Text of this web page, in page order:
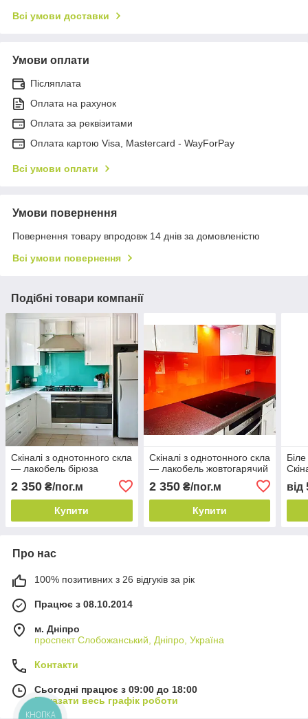
Всі умови доставки
Умови оплати
Післяплата
Оплата на рахунок
Оплата за реквізитами
Оплата картою Visa, Mastercard - WayForPay
Всі умови оплати
Умови повернення
Повернення товару впродовж 14 днів за домовленістю
Всі умови повернення
Подібні товари компанії
Скіналі з однотонного скла
— лакобель бірюза
2 350 ₴/пог.м
Купити
Скіналі з однотонного скла
— лакобель жовтогарячий
2 350₴/пог.м
Купити
від
Про нас
100% позитивних з 26 відгуків за рік
Працює з 08.10.2014
м. Дніпро
проспект Слобожанський, Дніпро, Україна
Контакти
Сьогодні працює з 09:00 до 18:00
Показати весь графік роботи
КНОПКА